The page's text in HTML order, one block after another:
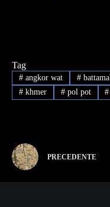
Tag
#angkor wat #
#khmer #pol pot #
PRECEDENTE